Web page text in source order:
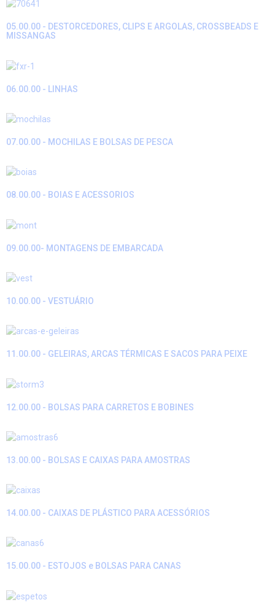
05.00.00 - DESTORCEDORES, CLIPS E ARGOLAS, CROSSBEADS E
MISSANGAS
06.00.00 - LINHAS
07.00.00 - MOCHILAS E BOLSAS DE PESCA
08.00.00 - BOIAS E ACESSORIOS
09.00.00- MONTAGENS DE EMBARCADA
10.00.00 - VESTUÁRIO
11.00.00 - GELEIRAS, ARCAS TÉRMICAS E SACOS PARA PEIXE
12.00.00 - BOLSAS PARA CARRETOS E BOBINES
13.00.00 - BOLSAS E CAIXAS PARA AMOSTRAS
14.00.00 - CAIXAS DE PLÁSTICO PARA ACESSÓRIOS
15.00.00 - ESTOJOS e BOLSAS PARA CANAS